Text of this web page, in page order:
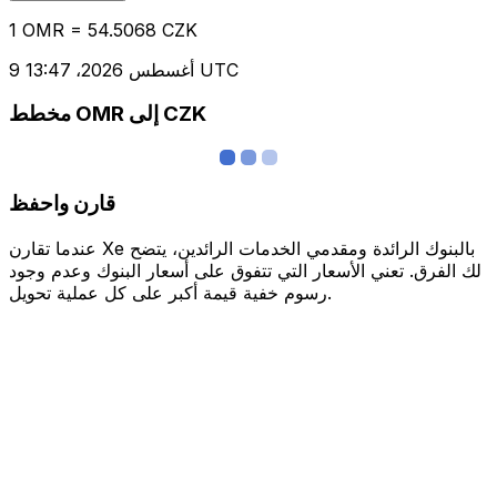
1 OMR = 54.5068 CZK
9 أغسطس 2026، 13:47 UTC
مخطط OMR إلى CZK
قارن واحفظ
عندما تقارن Xe بالبنوك الرائدة ومقدمي الخدمات الرائدين، يتضح
لك الفرق. تعني الأسعار التي تتفوق على أسعار البنوك وعدم وجود
رسوم خفية قيمة أكبر على كل عملية تحويل.